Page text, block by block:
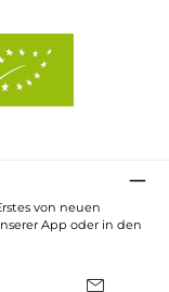
von neuen
App oder in den